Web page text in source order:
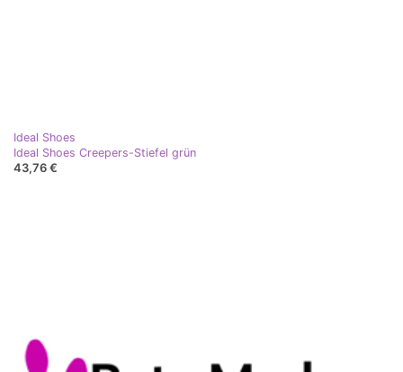
Ideal Shoes
Ideal Shoes Creepers-Stiefel grün
43,76 €